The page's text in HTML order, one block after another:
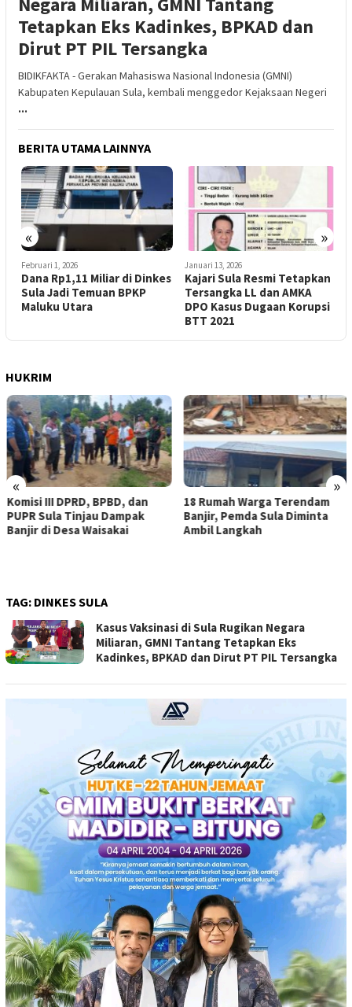
Tetapkan Eks Kadinkes, BPKAD dan
Dirut PT PIL Tersangka
BIDIKFAKTA - Gerakan Mahasiswa Nasional Indonesia (GMNI)
Kabupaten Kepulauan Sula, kembali menggedor Kejaksaan Negeri
...
BERITA UTAMA LAINNYA
« »
Februari 1, 2026
Dana Rp1,11 Miliar di Dinkes
Sula Jadi Temuan BPKP
Maluku Utara
Januari 13, 2026
Kajari Sula Resmi Tetapkan
Tersangka LL dan AMKA
DPO Kasus Dugaan Korupsi
BTT 2021
HUKRIM
« »
Komisi III DPRD, BPBD, dan
PUPR Sula Tinjau Dampak
Banjir di Desa Waisakai
18 Rumah Warga Terendam
Banjir, Pemda Sula Diminta
Ambil Langkah
TAG: DINKES SULA
Kasus Vaksinasi di Sula Rugikan Negara
Miliaran, GMNI Tantang Tetapkan Eks
Kadinkes, BPKAD dan Dirut PT PIL Tersangka